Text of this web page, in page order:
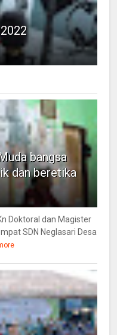
bangsa
dan beretika
Doktoral dan Magister
SDN Neglasari Desa